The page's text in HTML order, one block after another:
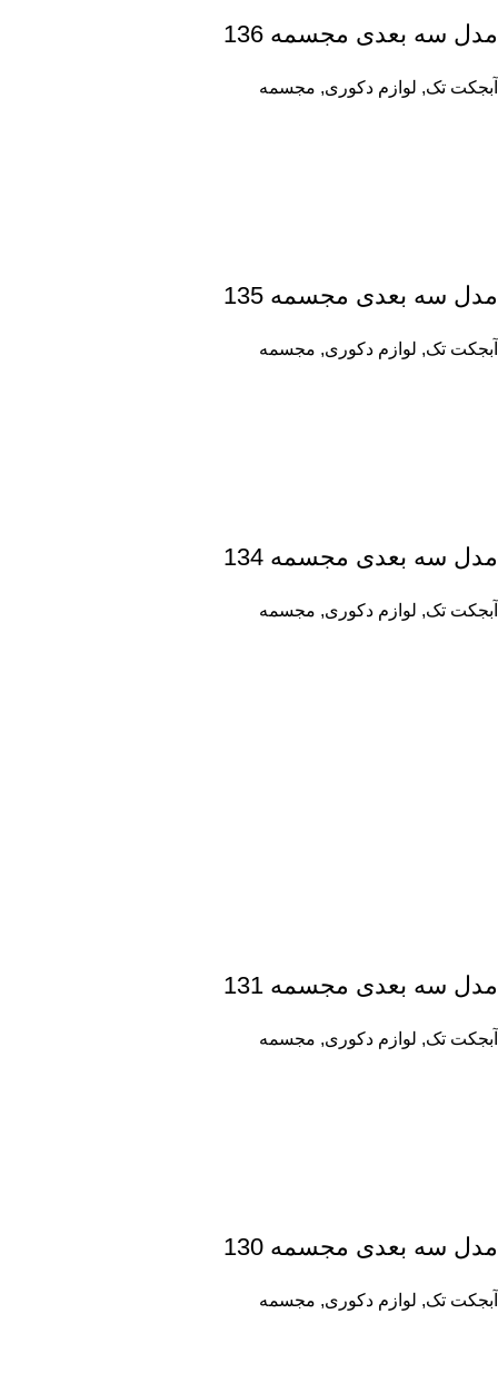
مدل سه بعدی مجسمه 136
آبجکت تک, لوازم دکوری, مجسمه
مدل سه بعدی مجسمه 135
آبجکت تک, لوازم دکوری, مجسمه
مدل سه بعدی مجسمه 134
آبجکت تک, لوازم دکوری, مجسمه
مدل سه بعدی مجسمه 131
آبجکت تک, لوازم دکوری, مجسمه
مدل سه بعدی مجسمه 130
آبجکت تک, لوازم دکوری, مجسمه